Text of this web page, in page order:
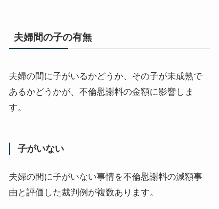
夫婦間の子の有無
夫婦の間に子がいるかどうか、その子が未成熟で
あるかどうかが、不倫慰謝料の金額に影響しま
す。
子がいない
夫婦の間に子がいない事情を不倫慰謝料の減額事
由と評価した裁判例が複数あります。